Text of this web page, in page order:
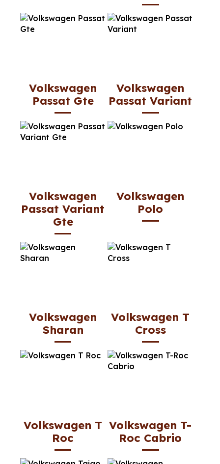
Volkswagen
Passat Gte
Volkswagen
Passat Variant
Volkswagen
Passat Variant
Gte
Volkswagen
Polo
Volkswagen
Sharan
Volkswagen T
Cross
Volkswagen T
Roc
Volkswagen T-
Roc Cabrio